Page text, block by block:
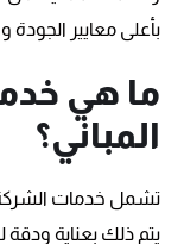
بأعلى معايير الجودة
ما هي
المباني؟
تشمل خدمات الشركة
يتم ذلك بعناية